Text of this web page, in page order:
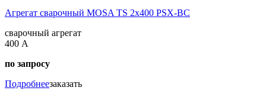
Агрегат сварочный MOSA TS 2x400 PSX-BC
сварочный агрегат
400 А
по запросу
Подробнеезаказать